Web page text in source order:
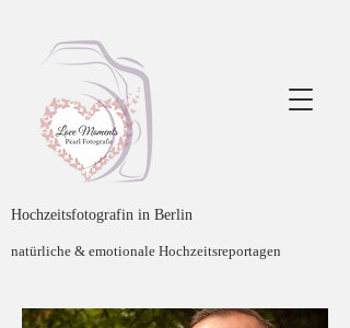
Hochzeitsfotografin in Berlin
natürliche & emotionale Hochzeitsreportagen